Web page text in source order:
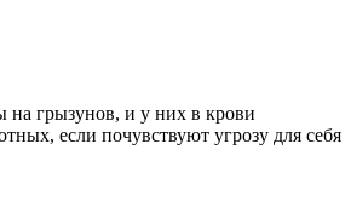
на грызунов, и у них в крови
если почувствуют угрозу для себя